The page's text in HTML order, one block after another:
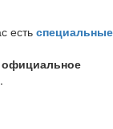
есть специальные
официальное